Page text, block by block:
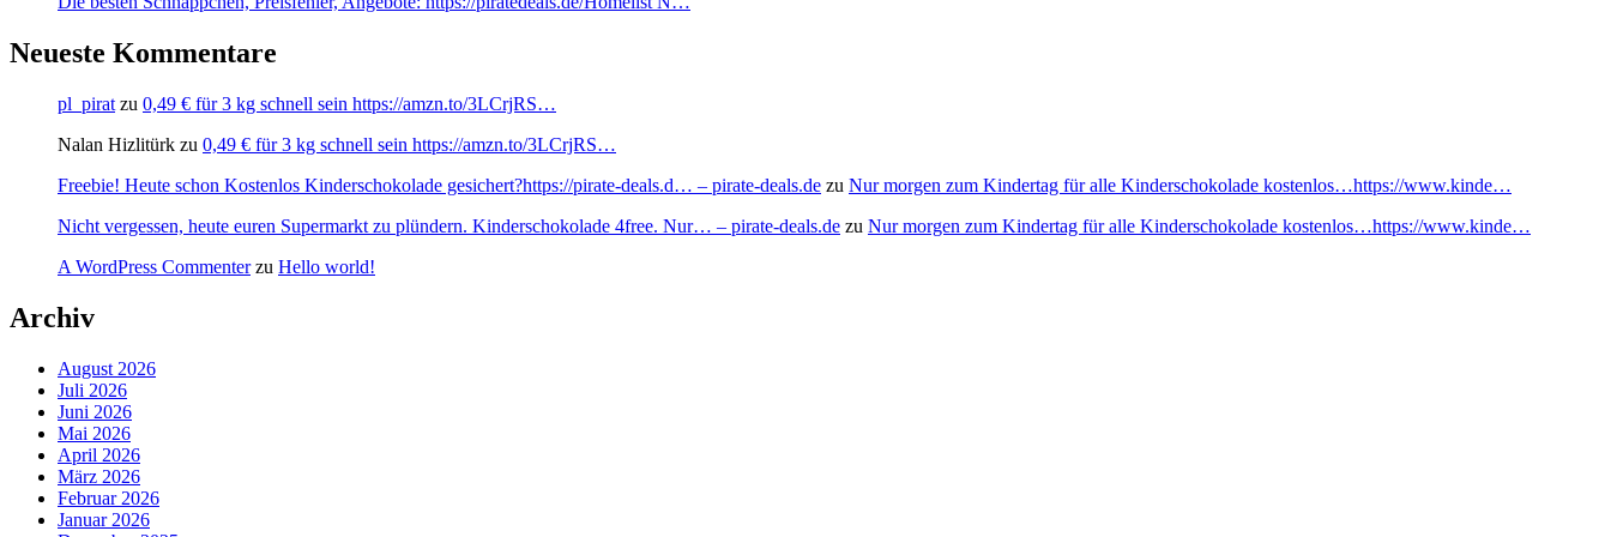
Neueste Kommentare
pl_pirat zu 0,49 € für 3 kg schnell sein https://amzn.to/3LCrjRS…
Nalan Hizlitürk zu 0,49 € für 3 kg schnell sein https://amzn.to/3LCrjRS…
Freebie! Heute schon Kostenlos Kinderschokolade gesichert?https://pirate-deals.d… – pirate-deals.de zu Nur morgen zum Kindertag für alle Kinderschokolade kostenlos…https://www.kinde…
Nicht vergessen, heute euren Supermarkt zu plündern. Kinderschokolade 4free. Nur… – pirate-deals.de zu Nur morgen zum Kindertag für alle Kinderschokolade kostenlos…https://www.kinde…
A WordPress Commenterzu Hello world!
Archiv
August 2026
Juli 2026
Juni 2026
Mai 2026
April 2026
März 2026
Februar 2026
Januar 2026